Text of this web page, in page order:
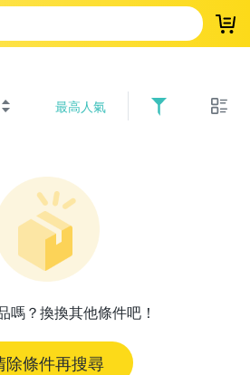
登
最高人氣
嗎？換換其他條件吧！
除條件再搜尋